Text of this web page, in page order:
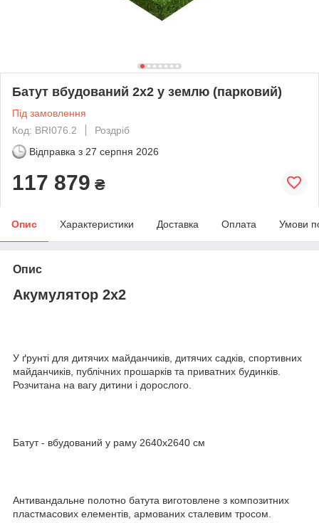
Батут вбудований 2x2 у землю (парковий)
Під замовлення
Код: BRI076.2
Роздріб
Відправка з 27 серпня 2026
117 879 ₴
Опис Характеристики Доставка Оплата Умови
Опис
Акумулятор 2x2
У ґрунті для дитячих майданчиків, дитячих садків, спортивних
майданчиків, публічних прошарків та приватних будинків.
Розчитана на вагу дитини і дорослого.
Батут - вбудований у раму 2640x2640 см
Антивандальне полотно батута виготовлене з композитних
пластмасових елементів, армованих сталевим тросом.